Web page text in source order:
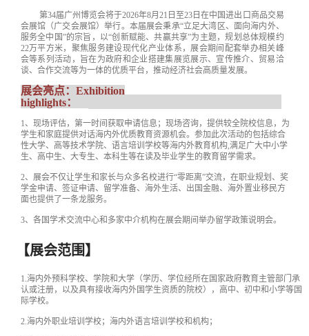
第34届广州博览会将于2026年8月21 日至23 日在中国进出口商品交易
会展馆（广交会展馆）举行。本届展会秉承“立足大湾区、面向海内外、
服务全中国”的宗旨，以“创新赋能、共赢共享”为主题，规划总体规模约
22万平方米，聚焦服务建设现代化产业体系，展会期间配套举办相关峰
会等系列活动，旨在为政府和企业搭建集展览展示、宣传推介、 贸易洽
谈、合作交流等为一体的优质平台，推动经济社会高质量发展。
展会亮点： Exhibition
highlights：
1、 现场评估，第一时间获取申请信息；现场咨询，提供较全院校信息，为
学生和家庭提供对话海内外优质教育资源机会。参加此次活动的包括综合
性大学、高等技术学院、语言培训学校等海内外教育机构,满足广大中小学
生、高中生、大专生、本科生等在读及毕业学生的教育留学需求。
2、 展会不仅让学生和家长与众多名校进行“零距离”交流，在职业规划、奖
学金申请、签证申请、留学准备、海外生活、出国金融、海外置业移民方
面也提供了一条龙服务。
3、 各国学术交流中心和多家中介机构在展会期间举办留学政策说明会。
【展会范围】
1.海内外预科学校、学院和大学（学历、学位经所在国家政府教育主管部门承
认或注册，以及具有接收海内外国学生资质的院校），高中、初中和小学等国
际学校。
2.海内外职业培训学校；海内外语言培训学校和机构；